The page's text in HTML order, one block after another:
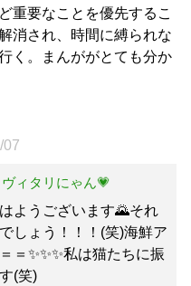
重要なことを優先するこ
消され、時間に縛られな
く。まんががとても分か
07
ィタリにゃん💗
ようございます🌄それ
しょう！！！(笑)海鮮ア
＝✨✨✨私は猫たちに振
(笑)